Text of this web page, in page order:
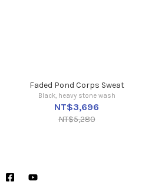
Faded Pond Corps Sweat
Black, heavy stone wash
NT$3,696
NT$5,280
FacebookYouTube